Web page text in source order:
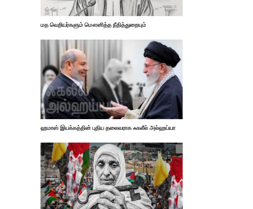
மத வெறியர்களும் மௌனித்த நீதித்துறையும்
ஹமாஸ் இயக்கத்தின் புதிய தலைவராக ஃகலீல் அல்ஹய்யா